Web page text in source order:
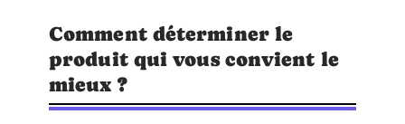
Comment déterminer le
produit qui vous convient le
mieux ?